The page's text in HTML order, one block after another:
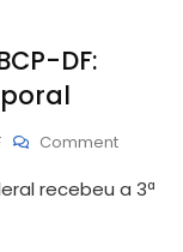
DF:
CommentOn
Reunião
recebeu a 3ª